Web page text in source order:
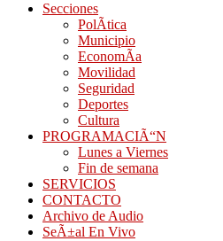
Secciones
PolÃ­tica
Municipio
EconomÃ­a
Movilidad
Seguridad
Deportes
Cultura
PROGRAMACIÃ“N
Lunes a Viernes
Fin de semana
SERVICIOS
CONTACTO
Archivo de Audio
SeÃ±al En Vivo